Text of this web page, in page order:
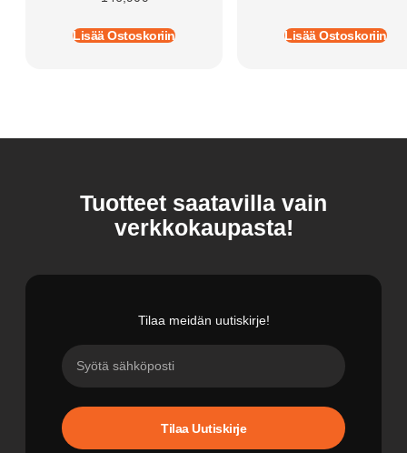
Lisää Ostoskoriin Lisää Ostoskoriin
Tuotteet saatavilla vain
verkkokaupasta!
Tilaa meidän uutiskirje!
Tilaa Uutiskirje